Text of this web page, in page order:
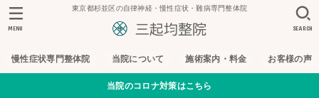
東京都杉並区の自律神経・慢性症状・難病専門整体院
慢性症状専門整体院 当院について 施術案内・料金 お客様の声
SEARCH
MENU
当院のコロナ対策はこちら